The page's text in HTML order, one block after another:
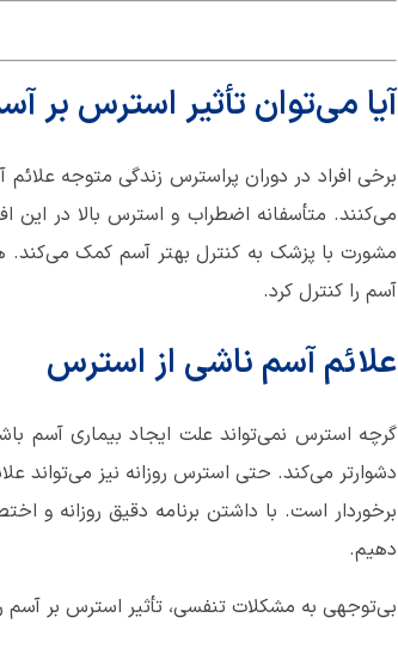
آیا می‌توان تأثیر استرس بر
برخی افراد در دوران پراسترس زندگی متوجه
می‌کنند. متأسفانه اضطراب و استرس بالا در این
مشورت با پزشک به کنترل بهتر آسم کمک می‌کند.
آسم را کنترل کرد.
علائم آسم ناشی از استرس
گرچه استرس نمی‌تواند علت ایجاد بیماری آسم
دشوارتر می‌کند. حتی استرس روزانه نیز می‌تواند
برخوردار است. با داشتن برنامه دقیق روزانه و
دهیم.
بی‌توجهی به مشکلات تنفسی، تأثیر استرس بر